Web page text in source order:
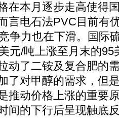
在本月逐步走高使得
言电石法PVC目前有
争力也在下滑。国际
元/吨上涨至月末的95
动了二铵及复合肥的
了对甲醇的需求，但
推动价格上涨的重要
间的下行后呈现触底